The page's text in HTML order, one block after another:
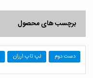
برچسب های محصول
دست دوم لپ تاپ ارزان